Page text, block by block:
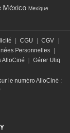
México Mexique
CGU CGV
Personnelles
AlloCiné
Gérer Utiq
le numéro AlloCiné :